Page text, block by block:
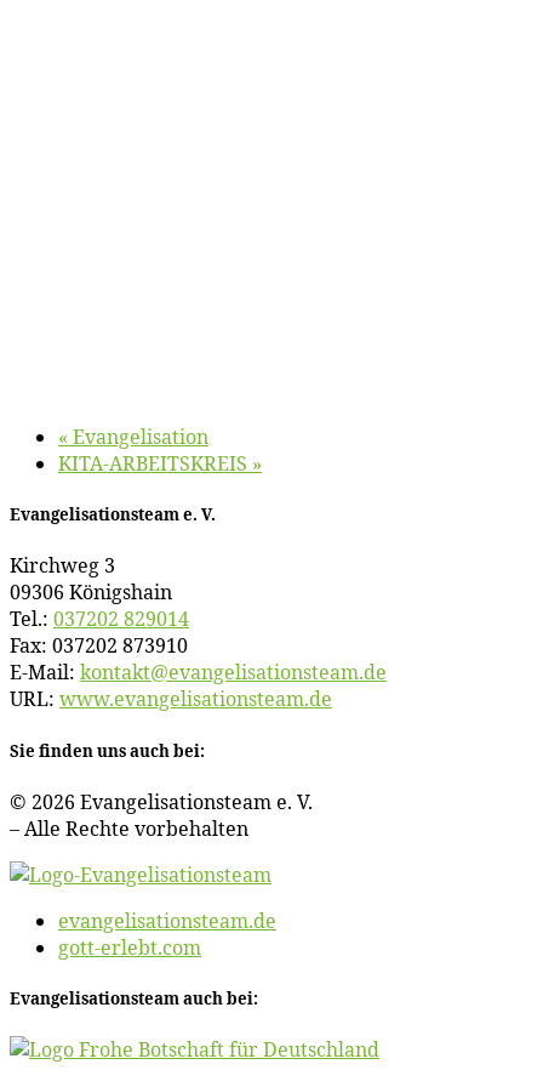
« Evan­ge­li­sa­ti­on
KITA-ARBEITSKREIS »
Evan­ge­li­sa­ti­ons­team e. V.
Kirch­weg 3
09306 Königshain
Tel.: 037202 829014
Fax: 037202 873910
E‑Mail: kontakt@​evangelisationsteam.​de
URL: www​.evan​ge​li​sa​ti​ons​team​.de
Sie fin­den uns auch bei:
© 2026 Evan­ge­li­sa­ti­ons­team e. V.
– Al­le Rech­te vorbehalten
evangelisationsteam.de
gott-erlebt.com
Evan­ge­li­sa­ti­ons­team auch bei: